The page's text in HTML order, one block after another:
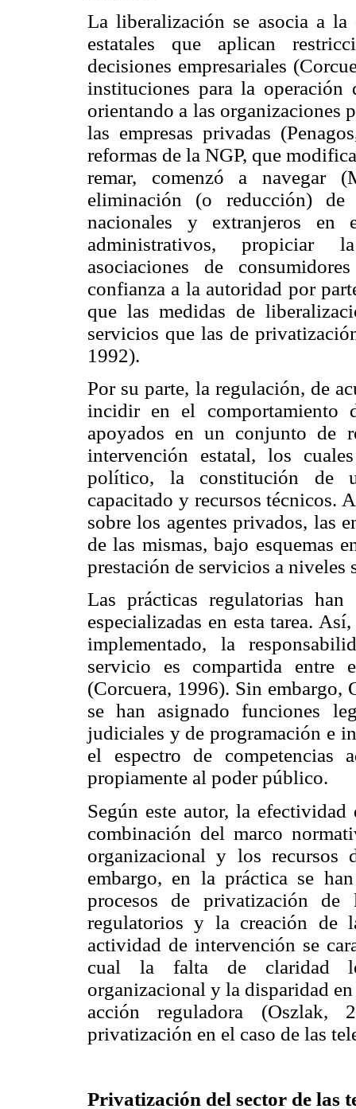
La liberalización se asocia a la
estatales que aplican
decisiones empresariales
instituciones para la operación
orientando a las organizaciones
las empresas privadas
reformas de la NGP, que
remar, comenzó a navegar
eliminación (o reducción) de
nacionales y extranjeros en
administrativos, propiciar
asociaciones de
confianza a la autoridad por
que las medidas de
servicios que las de
1992).
Por su parte, la regulación, de
incidir en el comportamiento
apoyados en un conjunto de
intervención estatal, los
político, la constitución de
capacitado y recursos técnicos.
sobre los agentes privados, las
de las mismas, bajo esquemas
prestación de servicios a niveles
Las prácticas regulatorias
especializadas en esta tarea.
implementado, la
servicio es compartida entre
(Corcuera, 1996). Sin embargo,
se han asignado funciones
judiciales y de programación e
el espectro de competencias
propiamente al poder público.
Según este autor, la
combinación del marco
organizacional y los recursos
embargo, en la práctica se
procesos de privatización
regulatorios y la creación de
actividad de intervención se
cual la falta de claridad
organizacional y la disparidad
acción reguladora
privatización en el caso de las
Privatización del sector de las